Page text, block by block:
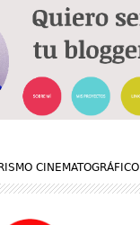
CINEMATOGRÁFICO